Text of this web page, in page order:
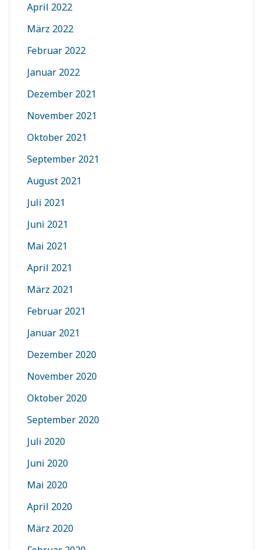
April 2022
März 2022
Februar 2022
Januar 2022
Dezember 2021
November 2021
Oktober 2021
September 2021
August 2021
Juli 2021
Juni 2021
Mai 2021
April 2021
März 2021
Februar 2021
Januar 2021
Dezember 2020
November 2020
Oktober 2020
September 2020
Juli 2020
Juni 2020
Mai 2020
April 2020
März 2020